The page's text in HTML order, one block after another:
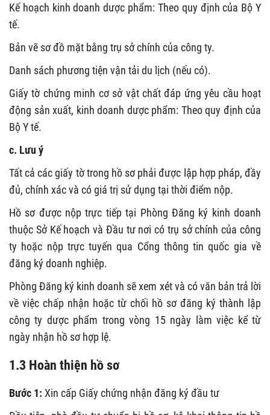
Kế hoạch kinh doanh dược phẩm: Theo quy định của Bộ Y
tế.
Bản vẽ sơ đồ mặt bằng trụ sở chính của công ty.
Danh sách phương tiện vận tải du lịch (nếu có).
Giấy tờ chứng minh cơ sở vật chất đáp ứng yêu cầu hoạt
động sản xuất, kinh doanh dược phẩm: Theo quy định của
Bộ Y tế.
c. Lưu ý
Tất cả các giấy tờ trong hồ sơ phải được lập hợp pháp, đầy
đủ, chính xác và có giá trị sử dụng tại thời điểm nộp.
Hồ sơ được nộp trực tiếp tại Phòng Đăng ký kinh doanh
thuộc Sở Kế hoạch và Đầu tư nơi có trụ sở chính của công
ty hoặc nộp trực tuyến qua Cổng thông tin quốc gia về
đăng ký doanh nghiệp.
Phòng Đăng ký kinh doanh sẽ xem xét và có văn bản trả lời
về việc chấp nhận hoặc từ chối hồ sơ đăng ký thành lập
công ty dược phẩm trong vòng 15 ngày làm việc kể từ
ngày nhận hồ sơ hợp lệ.
1.3 Hoàn thiện hồ sơ
Bước 1: Xin cấp Giấy chứng nhận đăng ký đầu tư